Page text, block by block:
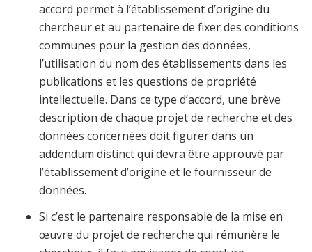
accord permet à l’établissement d’origine du
chercheur et au partenaire de fixer des conditions
communes pour la gestion des données,
l’utilisation du nom des établissements dans les
publications et les questions de propriété
intellectuelle. Dans ce type d’accord, une brève
description de chaque projet de recherche et des
données concernées doit figurer dans un
addendum distinct qui devra être approuvé par
l’établissement d’origine et le fournisseur de
données.
Si c’est le partenaire responsable de la mise en
œuvre du projet de recherche qui rémunère le